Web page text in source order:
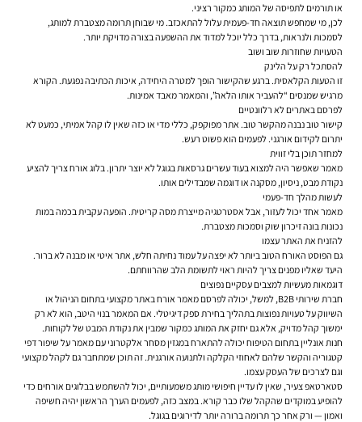
או תורמים לתפיסה של המותג כמקור רציני.
לכן, מי שמחפש תוצאה חד-פעמית עלול להתאכזב. מי שבוחן תרומה מצטברת למותג,
לסמכות ולנראות, בדרך כלל יוכל למדוד את ההשפעה בצורה מדויקת יותר.
הטעויות שחוזרות שוב ושוב
להסתכל רק על הלינק
זו הטעות הקלאסית. ברגע שהקישור הופך למטרה היחידה, איכות הכתיבה נפגעת. הקורא
מרגיש שמנסים “להעביר אותו הלאה”, והמאמר מאבד אמינות.
לפרסם באתרים לא רלוונטיים
קישור טוב נבנה מהקשר טוב. אתר מפוקפק, כללי מדי או כזה שאין לו קהל אמיתי, כמעט לא
יתרום לקידום אורגני. לפעמים הוא פשוט רעש.
למחזר תוכן בלי זווית
מאמר שאפשר היה למצוא בעוד עשרים גרסאות בגוגל לא יוצר יתרון. בלוג אורח צריך להציע
נקודת מבט, ניסיון, מסקנה או דוגמה שמבדילים אותו.
לעשות מהלך חד-פעמי
מאמר אחד יכול לעזור, אבל אסטרטגיה מייצרת מסה קריטית. הופעה עקבית בכמה במות
נכונות בונה זיכרון שוק וסמכות מצטברת.
להזניח את האתר עצמו
גם הפוסט האורח הטוב ביותר לא יפצה על עמוד נחיתה חלש, אתר איטי או מבנה לא ברור.
היעד שאליו מפנים צריך להיות ראוי לתשומת הלב שהרווחתם.
דוגמאות מעשיות למצבים עסקיים נפוצים
חברת שירותי B2B, למשל, יכולה לפרסם מאמר אורח באתר מקצועי בתחום הניהול או
השיווק על טעויות נפוצות בתהליך בחירת ספק דיגיטלי. אם המאמר בנוי היטב, הוא לא רק
ימשוך קהל מדויק, אלא גם יחזק את המותג כמקור שמבין את נקודת המבט של לקוחות.
חנות אונליין בתחום הטיפוח יכולה להתארח במגזין מסחר אלקטרוני עם מאמר על שיפור דפי
קטגוריה והקשר שלהם לאחוזי הקלקה ולתנועה אורגנית. זה תוכן שמתחבר גם לקהל מקצועי
וגם לצרכים של העסק עצמו.
סטארטאפ צעיר, שאין לו עדיין חיפושי מותג משמעותיים, יכול להשתמש בבלוגים אורחים כדי
להופיע במוקדים שהקהל שלו כבר קורא. במצב כזה, לפעמים הערך הראשון יהיה חשיפה
ואמון — ורק אחר כך תרומה ברורה יותר לדירוגים בגוגל.